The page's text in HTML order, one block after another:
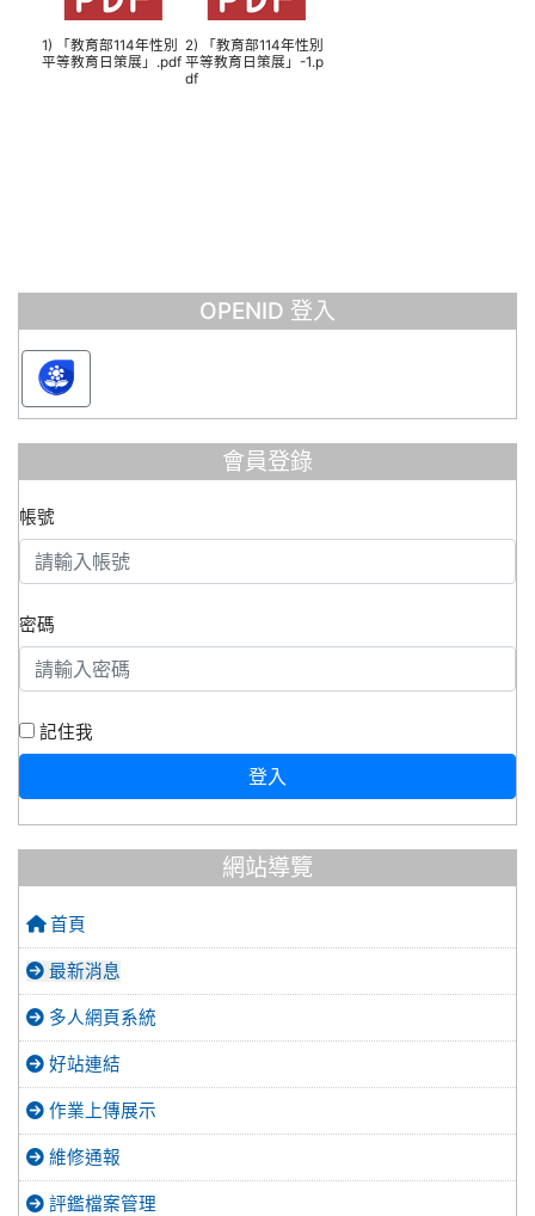
1) 「教育部114年性別
平等教育日策展」.pdf
2) 「教育部114年性別
平等教育日策展」-1.p
df
OPENID 登入
會員登錄
帳號
密碼
記住我
登入
網站導覽
首頁
最新消息
多人網頁系統
好站連結
作業上傳展示
維修通報
評鑑檔案管理